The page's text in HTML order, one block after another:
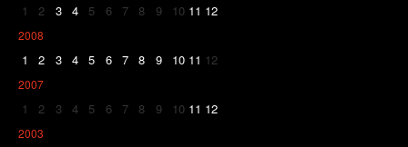
1 2 3 4 5 6 7 8 9 10 11 12
2008
1 2 3 4 5 6 7 8 9 10 11 12
2007
1 2 3 4 5 6 7 8 9 10 11 12
2003